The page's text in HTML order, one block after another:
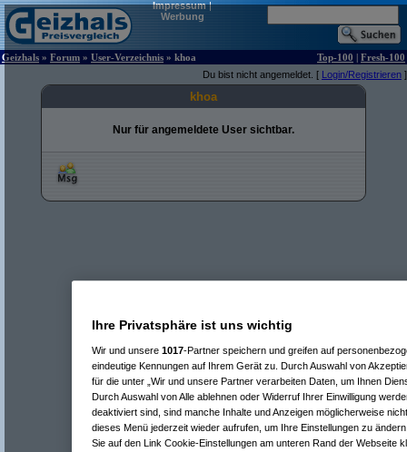
Impressum|
Werbung
Geizhals » Forum » User-Verzeichnis » khoa Top-100 | Fresh-100
Du bist nicht angemeldet. [ Login/Registrieren ]
khoa
Nur für angemeldete User sichtbar.
Ihre Privatsphäre ist uns wichtig
Wir und unsere 1017-Partner speichern und greifen auf
eindeutige Kennungen auf Ihrem Gerät zu. Durch Auswahl von
für die unter „Wir und unsere Partner verarbeiten Daten, um Ihnen
Durch Auswahl von Alle ablehnen oder Widerruf Ihrer Einwilligung
deaktiviert sind, sind manche Inhalte und Anzeigen möglicherweise
dieses Menü jederzeit wieder aufrufen, um Ihre Einstellungen zu
Sie auf den Link Cookie-Einstellungen am unteren Rand der Webseite